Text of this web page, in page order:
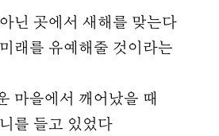
곳에서 새해를 맞는다
를 유예해줄 것이라는
을에서 깨어났을 때
들고 있었다